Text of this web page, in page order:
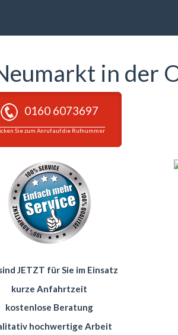
in der
0160 6073697
Sie zum Anruf auf die Rufnummer
JETZT für Sie im Einsatz
kurze Anfahrtzeit
kostenlose Beratung
hochwertige Arbeit